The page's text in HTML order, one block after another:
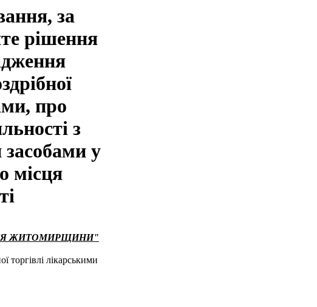
за
рішення
про
з
засобами у
місця
ЖИТОМИРЩИНИ"
торгівлі лікарськими